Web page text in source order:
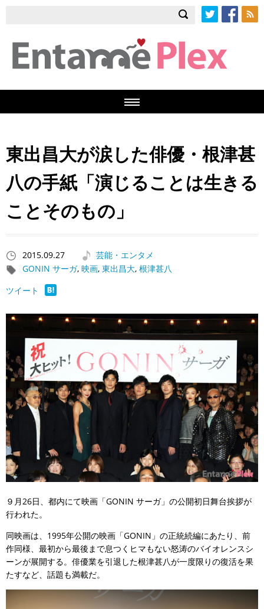
東出昌大が涙した俳優・根津甚
八の手紙「演じることは生きる
ことそのもの」
2015.09.27
芸能・エンタメ
GONIN サーガ, 映画, 東出昌大, 根津甚八
ツイート
９月26日、都内にて映画「GONIN サーガ」の公開初日舞台挨拶が
行われた。
同映画は、1995年公開の映画「GONIN」の正統続編にあたり、前
作同様、最初から最後まで息つくヒマもない怒涛のバイオレンスシ
ーンが展開する。俳優業を引退した根津甚八が一度限りの復活を果
たすなど、話題も満載だ。